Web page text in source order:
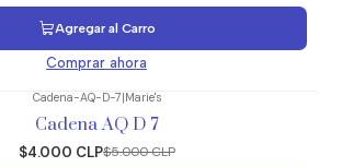
Agregar al Carro
Comprar ahora
Cadena-AQ-D-7 Marie's
Cadena AQ D 7
$4.000 CLP$5.000 CLP